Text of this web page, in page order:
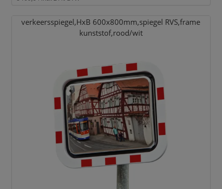
verkeersspiegel,HxB 600x800mm,spiegel RVS,frame
kunststof,rood/wit